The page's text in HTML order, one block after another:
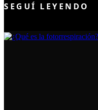
SEGUÍ LEYENDO